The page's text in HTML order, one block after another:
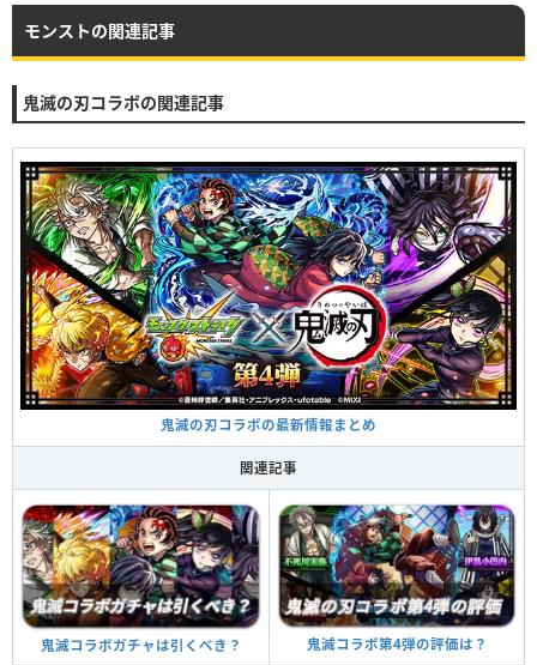
モンストの関連記事
鬼滅の刃コラボの関連記事
鬼滅の刃コラボの最新情報まとめ
関連記事
鬼滅コラボガチャは引くべき？ 鬼滅コラボ第4弾の評価は？